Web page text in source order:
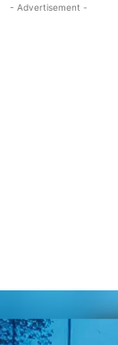
- Advertisement -